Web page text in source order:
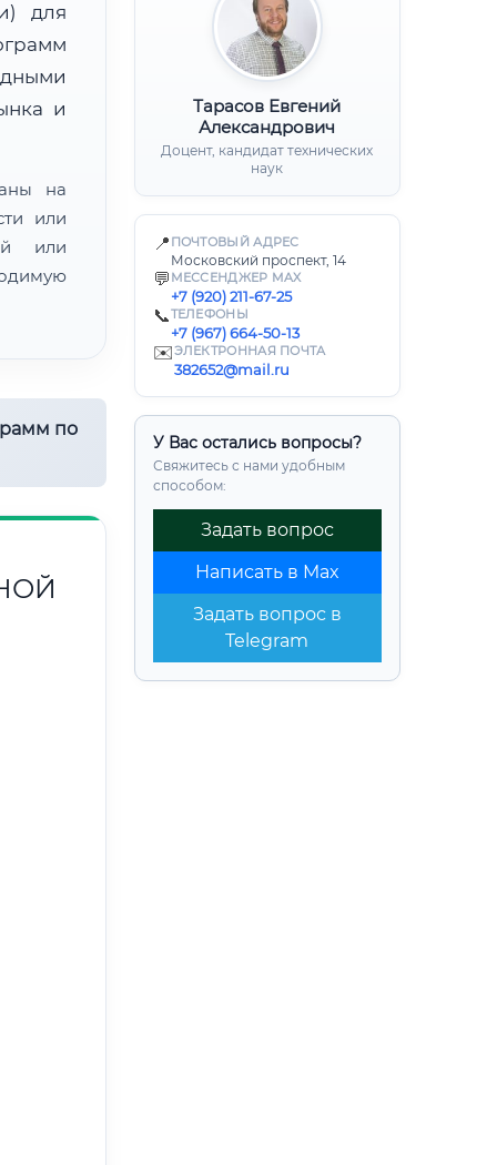
Тарасов Евгений
Александрович
Доцент, кандидат технических
наук
📍 ПОЧТОВЫЙ АДРЕС
Московский проспект, 14
💬 МЕССЕНДЖЕР MAX
+7 (920) 211-67-25
📞ТЕЛЕФОНЫ
+7 (967) 664-50-13
✉️ЭЛЕКТРОННАЯ ПОЧТА
382652@mail.ru
У Вас остались вопросы?
Свяжитесь с нами удобным
способом:
Задать вопрос
Написать в Max
Задать вопрос в
Telegram
для
и
на
или
или
по